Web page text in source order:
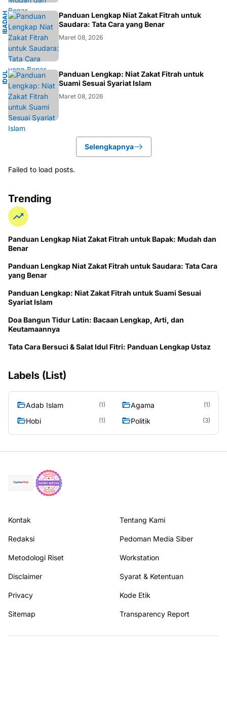
I
B
A
DA
H
I
S
L
AM
Panduan Lengkap Niat Zakat Fitrah untuk
Saudara: Tata Cara yang Benar
Maret 08, 2026
I
D
U
L
F
I
T
RI
Panduan Lengkap: Niat Zakat Fitrah untuk
Suami Sesuai Syariat Islam
Maret 08, 2026
Selengkapnya
Failed to load posts.
Trending
Panduan Lengkap Niat Zakat Fitrah untuk Bapak: Mudah dan
Benar
Panduan Lengkap Niat Zakat Fitrah untuk Saudara: Tata Cara
yang Benar
Panduan Lengkap: Niat Zakat Fitrah untuk Suami Sesuai
Syariat Islam
Doa Bangun Tidur Latin: Bacaan Lengkap, Arti, dan
Keutamaannya
Tata Cara Bersuci & Salat Idul Fitri: Panduan Lengkap Ustaz
Labels (List)
Adab Islam (1) Agama (1)
Hobi (1) Politik (3)
Kontak Tentang Kami
Redaksi Pedoman Media Siber
Metodologi Riset Workstation
Disclaimer Syarat & Ketentuan
Privacy Kode Etik
Sitemap Transparency Report